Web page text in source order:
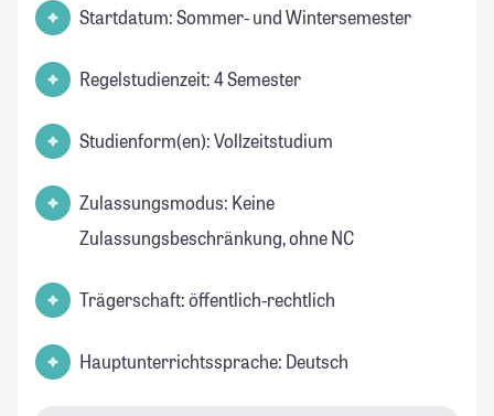
Startdatum: Sommer- und Wintersemester
Regelstudienzeit: 4 Semester
Studienform(en): Vollzeitstudium
Zulassungsmodus: Keine
Zulassungsbeschränkung, ohne NC
Trägerschaft: öffentlich-rechtlich
Hauptunterrichtssprache: Deutsch